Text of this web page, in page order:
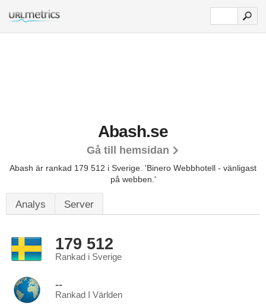
Abash.se
Gå till hemsidan
Abash är rankad 179 512 i Sverige. 'Binero Webbhotell - vänligast
på webben.'
Analys Server
179 512
Rankad i Sverige
--
Rankad I Världen